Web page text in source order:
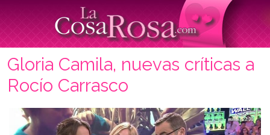
Gloria Camila, nuevas críticas a
Rocío Carrasco